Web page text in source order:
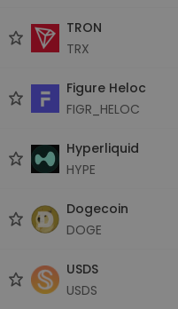
TRON
TRX
Figure Heloc
FIGR_HELOC
Hyperliquid
HYPE
Dogecoin
DOGE
USDS
USDS